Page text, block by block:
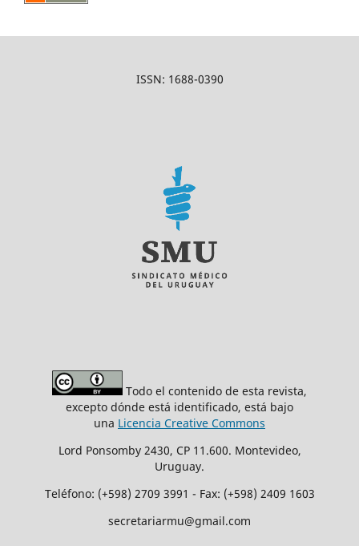
ISSN: 1688-0390
Todo el contenido de esta revista,
excepto dónde está identificado, está bajo
una Licencia Creative Commons
Lord Ponsomby 2430, CP 11.600. Montevideo,
Uruguay.
Teléfono: (+598) 2709 3991 - Fax: (+598) 2409 1603
secretariarmu@gmail.com